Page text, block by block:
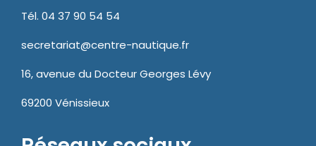
Tél. 04 37 90 54 54
secretariat@centre-nautique.fr
16, avenue du Docteur Georges Lévy
69200 Vénissieux